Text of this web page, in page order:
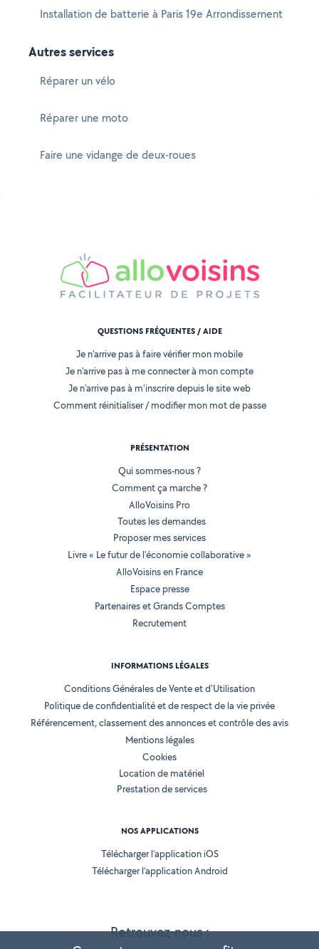
Installation de batterie à Paris 19e Arrondissement
Autres services
Réparer un vélo
Réparer une moto
Faire une vidange de deux-roues
Retrouvez-nous :
QUESTIONS FRÉQUENTES / AIDE
Je n'arrive pas à faire vérifier mon mobile
Je n'arrive pas à me connecter à mon compte
Je n'arrive pas à m'inscrire depuis le site web
Comment réinitialiser / modifier mon mot de passe
PRÉSENTATION
Qui sommes-nous ?
Comment ça marche ?
AlloVoisins Pro
Toutes les demandes
Proposer mes services
Livre « Le futur de l'économie collaborative »
AlloVoisins en France
Espace presse
Partenaires et Grands Comptes
Recrutement
INFORMATIONS LÉGALES
Conditions Générales de Vente et d'Utilisation
Politique de confidentialité et de respect de la vie privée
Référencement, classement des annonces et contrôle des avis
Mentions légales
Cookies
Location de matériel
Prestation de services
NOS APPLICATIONS
Télécharger l’application iOS
Télécharger l’application Android